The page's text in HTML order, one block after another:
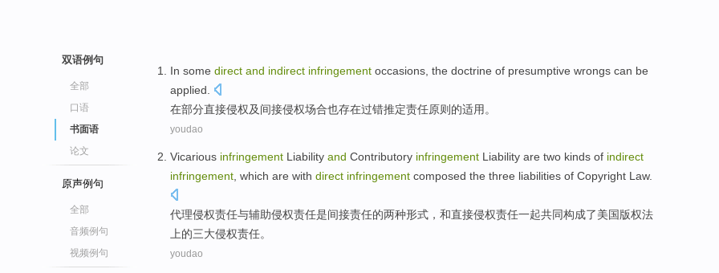
双语例句
全部
口语
书面语
论文
原声例句
全部
音频例句
视频例句
In some direct and indirect infringement occasions , the doctrine of presumptive wrongs can be
applied
在部分直接侵权及间接侵权场合也存在过错推定责任原则 的适用。
youdao
Vicarious infringement Liability and Contributory infringement Liability are two kinds of indirect
infringement , which are with direct infringement composed the three liabilities of Copyright Law.
代理侵权责任与辅助侵权责任是间接责任的两种形式， 和直接侵权责任一起共同构成了美国版权法
上的三大侵权责任。
youdao